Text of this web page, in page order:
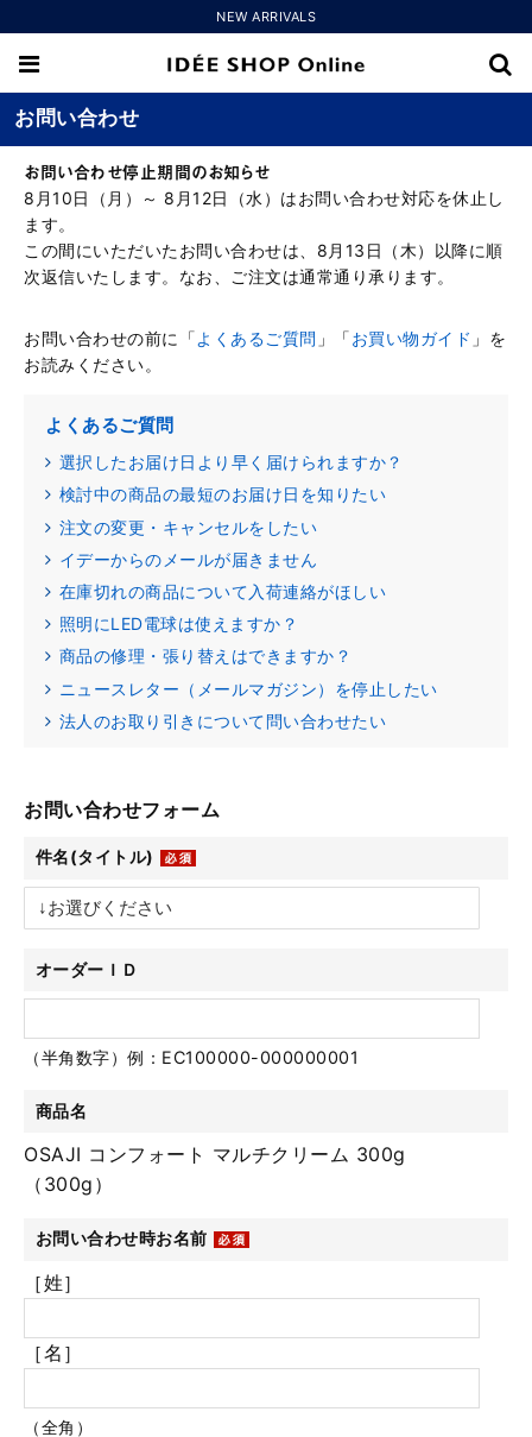
NEW ARRIVALS
お問い合わせ
お問い合わせ停止期間のお知らせ
8月10日（月）～ 8月12日（水）はお問い合わせ対応を休止し
ます。
この間にいただいたお問い合わせは、8月13日（木）以降に順
次返信いたします。なお、ご注文は通常通り承ります。
お問い合わせの前に「よくあるご質問 」「お買い物ガイド 」を
お読みください。
よくあるご質問
選択したお届け日より早く届けられますか？
検討中の商品の最短のお届け日を知りたい
注文の変更・キャンセルをしたい
イデーからのメールが届きません
在庫切れの商品について入荷連絡がほしい
照明にLED電球は使えますか？
商品の修理・張り替えはできますか？
ニュースレター（メールマガジン）を停止したい
法人のお取り引きについて問い合わせたい
お問い合わせフォーム
件名(タイトル)
オーダーＩＤ
（半角数字）例：EC100000-000000001
商品名
OSAJI コンフォート マルチクリーム 300g
（300g）
お問い合わせ時お名前
［姓］
［名］
（全角）